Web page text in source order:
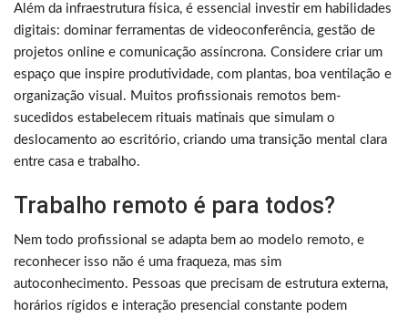
Além da infraestrutura física, é essencial investir em habilidades
digitais: dominar ferramentas de videoconferência, gestão de
projetos online e comunicação assíncrona. Considere criar um
espaço que inspire produtividade, com plantas, boa ventilação e
organização visual. Muitos profissionais remotos bem-
sucedidos estabelecem rituais matinais que simulam o
deslocamento ao escritório, criando uma transição mental clara
entre casa e trabalho.
Trabalho remoto é para todos?
Nem todo profissional se adapta bem ao modelo remoto, e
reconhecer isso não é uma fraqueza, mas sim
autoconhecimento. Pessoas que precisam de estrutura externa,
horários rígidos e interação presencial constante podem